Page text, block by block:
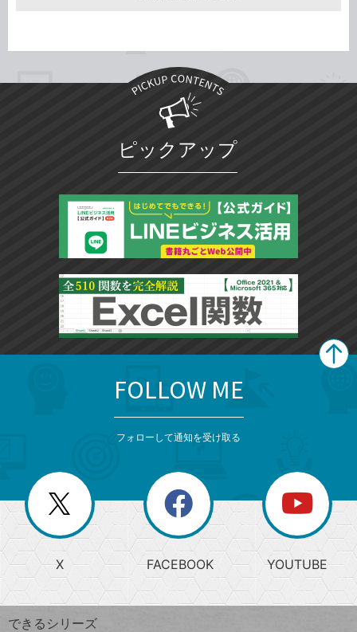
ピックアップ
じ
る
search
検
索
上
昇
ワ
ー
閉
じ
る
ー
か
ら
探
す
FOLLOW ME
フォローして通知を受け取る
X FACEBOOK YOUTUBE
できるシリーズ